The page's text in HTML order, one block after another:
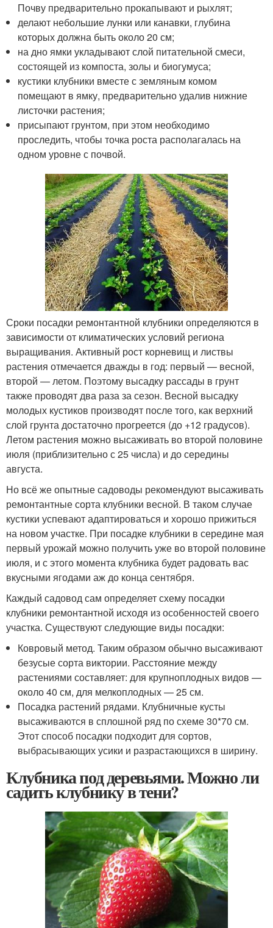
Почву предварительно прокапывают и рыхлят;
делают небольшие лунки или канавки, глубина
которых должна быть около 20 см;
на дно ямки укладывают слой питательной смеси,
состоящей из компоста, золы и биогумуса;
кустики клубники вместе с земляным комом
помещают в ямку, предварительно удалив нижние
листочки растения;
присыпают грунтом, при этом необходимо
проследить, чтобы точка роста располагалась на
одном уровне с почвой.
Сроки посадки ремонтантной клубники определяются в
зависимости от климатических условий региона
выращивания. Активный рост корневищ и листвы
растения отмечается дважды в год: первый — весной,
второй — летом. Поэтому высадку рассады в грунт
также проводят два раза за сезон. Весной высадку
молодых кустиков производят после того, как верхний
слой грунта достаточно прогреется (до +12 градусов).
Летом растения можно высаживать во второй половине
июля (приблизительно с 25 числа) и до середины
августа.
Но всё же опытные садоводы рекомендуют высаживать
ремонтантные сорта клубники весной. В таком случае
кустики успевают адаптироваться и хорошо прижиться
на новом участке. При посадке клубники в середине мая
первый урожай можно получить уже во второй половине
июля, и с этого момента клубника будет радовать вас
вкусными ягодами аж до конца сентября.
Каждый садовод сам определяет схему посадки
клубники ремонтантной исходя из особенностей своего
участка. Существуют следующие виды посадки:
Ковровый метод. Таким образом обычно высаживают
безусые сорта виктории. Расстояние между
растениями составляет: для крупноплодных видов —
около 40 см, для мелкоплодных — 25 см.
Посадка растений рядами. Клубничные кусты
высаживаются в сплошной ряд по схеме 30*70 см.
Этот способ посадки подходит для сортов,
выбрасывающих усики и разрастающихся в ширину.
Клубника под деревьями. Можно ли
садить клубнику в тени?